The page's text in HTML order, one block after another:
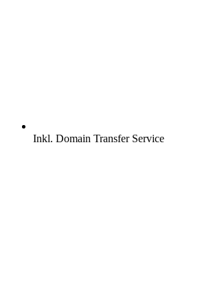
Inkl. Domain Transfer Service